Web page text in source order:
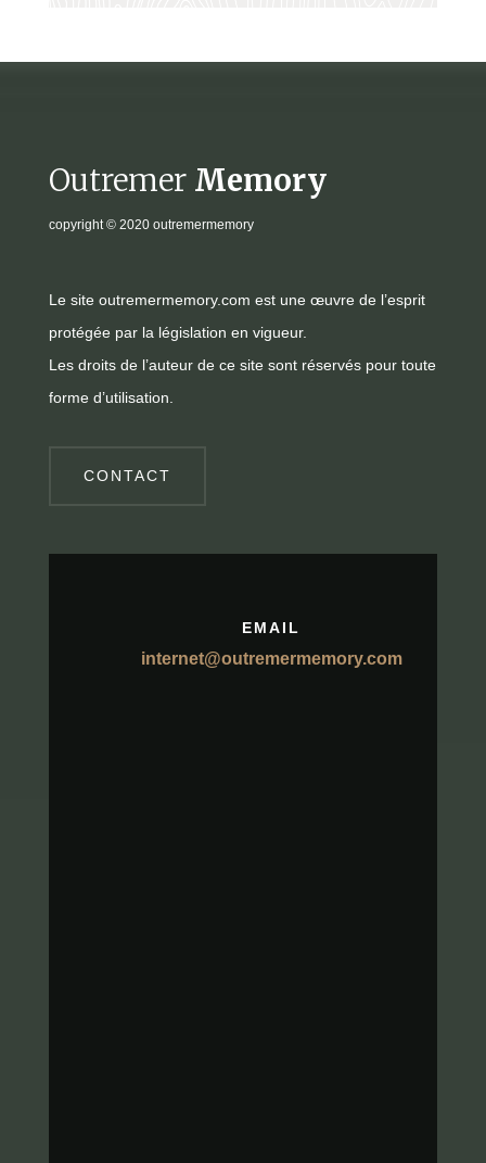
Outremer Memory
copyright© 2020 outremermemory
Le site outremermemory.com est une œuvre de l’esprit
protégée par la législation en vigueur.
Les droits de l’auteur de ce site sont réservés pour toute
forme d’utilisation.
CONTACT
EMAIL
internet@outremermemory.com